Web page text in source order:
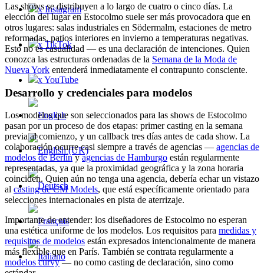
x Instagram
x TikTok
x YouTube
Las shows se distribuyen a lo largo de cuatro o cinco días. La
elección del lugar en Estocolmo suele ser más provocadora que en
otros lugares: salas industriales en Södermalm, estaciones de metro
reformadas, patios interiores en invierno a temperaturas negativas.
Esto no es casualidad — es una declaración de intenciones. Quien
conozca las estructuras ordenadas de la Semana de la Moda de
Nueva York entenderá inmediatamente el contrapunto consciente.
Desarrollo y credenciales para modelos
Los modelos que son seleccionados para las shows de Estocolmo
pasan por un proceso de dos etapas: primer casting en la semana
previa al comienzo, y un callback tres días antes de cada show. La
colaboración ocurre casi siempre a través de agencias — agencias de
modelos de Berlínyagencias de Hamburgo están regularmente
representadas, ya que la proximidad geográfica y la zona horaria
coinciden. Quien aún no tenga una agencia, debería echar un vistazo
al casting de CM Models, que está específicamente orientado para
selecciones internacionales en pista de aterrizaje.
Importante de entender: los diseñadores de Estocolmo no esperan
una estética uniforme de los modelos. Los requisitos para medidas y
requisitos de modelos están expresados intencionalmente de manera
más flexible que en París. También se contrata regularmente a
modelos curvy— no como casting de declaración, sino como